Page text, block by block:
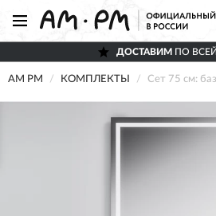
ДОСТАВИМПО
AM PM КОМПЛЕКТЫ Сет 75 см: